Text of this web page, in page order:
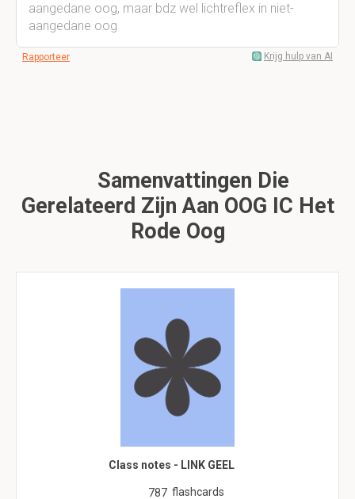
aangedane oog, maar bdz wel lichtreflex in niet-
aangedane oog
Rapporteer Krijg hulp van AI
Samenvattingen Die
Gerelateerd Zijn Aan OOG IC Het
Rode Oog
Class notes - LINK GEEL
787 flashcards